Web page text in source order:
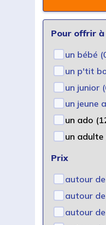
Pour offrir à
un bébé
un p'tit
un junior
un jeune
un ado
un
Prix
autour
autour
autour